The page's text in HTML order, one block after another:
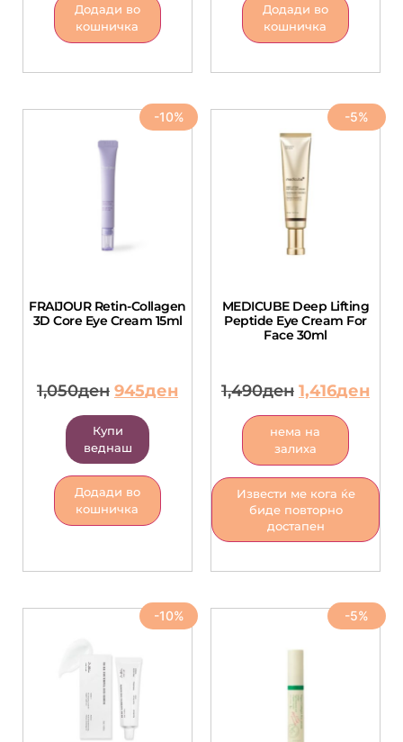
Додади во
кошничка
Додади во
кошничка
-10%
FRAIJOUR Retin-Collagen
3D Core Eye Cream 15ml
1,050ден 945ден
Купи
веднаш
Додади во
кошничка
-5%
MEDICUBE Deep Lifting
Peptide Eye Cream For
Face 30ml
1,490ден 1,416ден
нема на
залиха
Извести ме кога ќе
биде повторно
достапен
-10% -5%